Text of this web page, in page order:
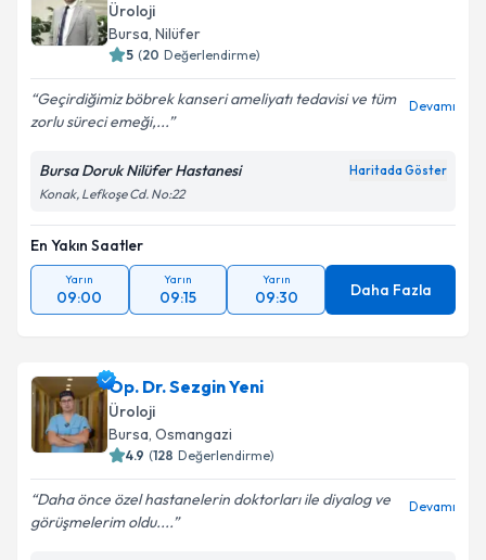
Üroloji
Bursa, Nilüfer
5 (20 Değerlendirme)
Geçirdiğimiz böbrek kanseri ameliyatı tedavisi ve tüm
zorlu süreci emeği,...
Devamı
Bursa Doruk Nilüfer Hastanesi Haritada Göster
Konak, Lefkoşe Cd. No:22
En Yakın Saatler
Yarın
09:00
Yarın
09:15
Yarın
09:30 Daha Fazla
Op. Dr. Sezgin Yeni
Üroloji
Bursa, Osmangazi
4.9 (128 Değerlendirme)
Daha önce özel hastanelerin doktorları ile diyalog ve
görüşmelerim oldu....
Devamı